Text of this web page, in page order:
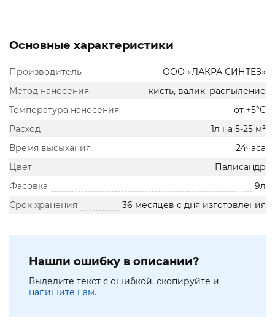
Основные характеристики
Производитель
ООО «ЛАКРА СИНТЕЗ»
Метод нанесения
кисть, валик, распыление
Температура нанесения
от +5°С
Расход
1л на 5-25 м²
Время высыхания
24часа
Цвет
Палисандр
Фасовка
9л
Срок хранения
36 месяцев с дня изготовления
Нашли ошибку в описании?
Выделите текст с ошибкой, скопируйте и
напишите нам.